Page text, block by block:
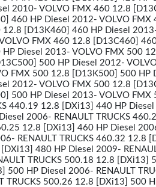
2010- VOLVO FMX 460 12.8
460 HP Diesel 2012- VOLVO FMX
[D13K460] 460 HP Diesel
FMX 460 12.8 [D13C460]
Diesel 2013- VOLVO FMX 500
500 HP Diesel 2012-
FMX 500 12.8 [D13K500] 500 HP
2012- VOLVO FMX 500 12.8
500 HP Diesel 2013- VOLVO FMX
440.19 12.8 [DXi13] 440 HP Diesel
2006- RENAULT TRUCKS
12.8 [DXi13] 460 HP Diesel
RENAULT TRUCKS 460.32 12.8
480 HP Diesel 2009-
TRUCKS 500.18 12.8 [DXi13]
500 HP Diesel 2006- RENAULT
TRUCKS 500.26 12.8 [DXi13] 500